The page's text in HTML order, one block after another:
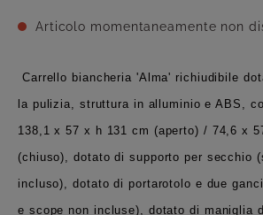
Articolo momentaneamente non
Carrello biancheria 'Alma' richiudibile
la pulizia, struttura in alluminio e ABS,
138,1 x 57 x h 131 cm (aperto) / 74,6 x
(chiuso), dotato di supporto per secchio
incluso), dotato di portarotolo e due
e scope non incluse), dotato di maniglia